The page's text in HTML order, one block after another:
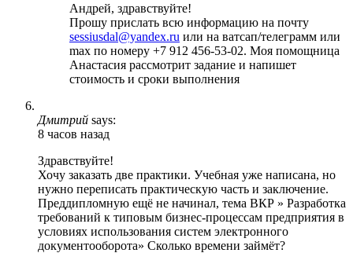
Андрей, здравствуйте!
Прошу прислать всю информацию на почту
sessiusdal@yandex.ru или на ватсап/телеграмм или
max по номеру +7 912 456-53-02. Моя помощница
Анастасия рассмотрит задание и напишет
стоимость и сроки выполнения
Дмитрий says:
8 часов назад
Здравствуйте!
Хочу заказать две практики. Учебная уже написана, но
нужно переписать практическую часть и заключение.
Преддипломную ещё не начинал, тема ВКР » Разработка
требований к типовым бизнес-процессам предприятия в
условиях использования систем электронного
документооборота» Сколько времени займёт?